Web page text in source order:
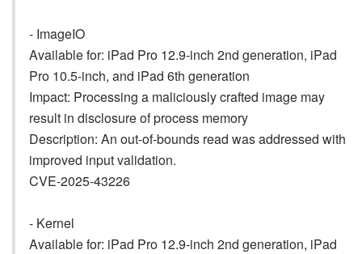
- ImageIO
Available for: iPad Pro 12.9-inch 2nd generation, iPad
Pro 10.5-inch, and iPad 6th generation
Impact: Processing a maliciously crafted image may
result in disclosure of process memory
Description: An out-of-bounds read was addressed with
improved input validation.
CVE-2025-43226
- Kernel
Available for: iPad Pro 12.9-inch 2nd generation, iPad